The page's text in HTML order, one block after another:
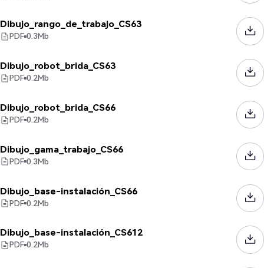
Dibujo_rango_de_trabajo_CS63
PDF 0.3Mb
Dibujo_robot_brida_CS63
PDF 0.2Mb
Dibujo_robot_brida_CS66
PDF 0.2Mb
Dibujo_gama_trabajo_CS66
PDF 0.3Mb
Dibujo_base-instalación_CS66
PDF 0.2Mb
Dibujo_base-instalación_CS612
PDF 0.2Mb